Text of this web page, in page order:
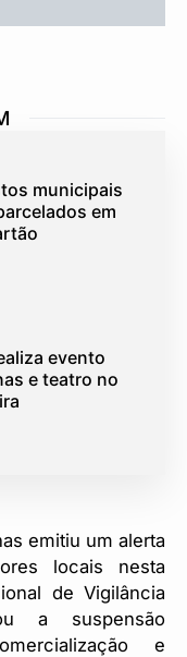
municipais
em
evento
e teatro no
emitiu um alerta
locais nesta
de Vigilância
a suspensão
e